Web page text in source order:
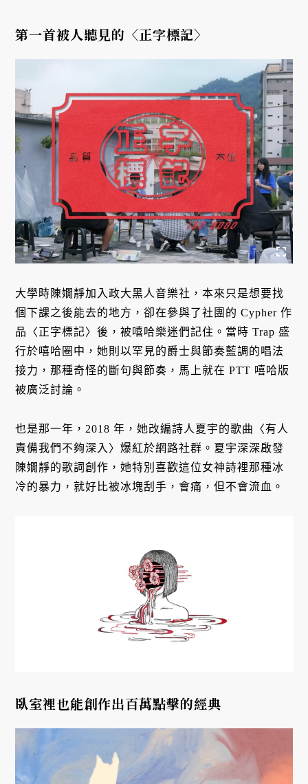
第一首被人聽見的〈正字標記〉
大學時陳嫺靜加入政大黑人音樂社，本來只是想要找
個下課之後能去的地方，卻在參與了社團的 Cypher 作
品〈正字標記〉後，被嘻哈樂迷們記住。當時 Trap 盛
行於嘻哈圈中，她則以罕見的爵士與節奏藍調的唱法
接力，那種奇怪的斷句與節奏，馬上就在 PTT 嘻哈版
被廣泛討論。
也是那一年，2018 年，她改編詩人夏宇的歌曲〈有人
責備我們不夠深入〉爆紅於網路社群。夏宇深深啟發
陳嫺靜的歌詞創作，她特別喜歡這位女神詩裡那種冰
冷的暴力，就好比被冰塊刮手，會痛，但不會流血。
臥室裡也能創作出百萬點擊的經典